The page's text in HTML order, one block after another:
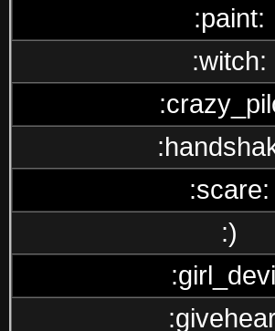
:paint:
:witch:
:scare:
:)